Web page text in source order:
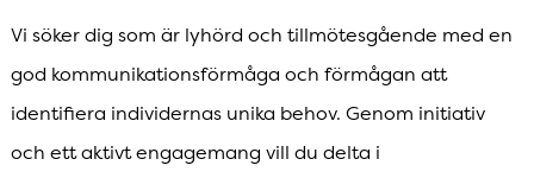
Vi söker dig som är lyhörd och tillmötesgående med en
god kommunikationsförmåga och förmågan att
identifiera individernas unika behov. Genom initiativ
och ett aktivt engagemang vill du delta i